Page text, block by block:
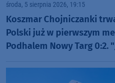
środa, 5 sierpnia 2026, 19:15
Koszmar Chojniczanki
Polski już w pierwszym
Podhalem Nowy Targ 0:2.